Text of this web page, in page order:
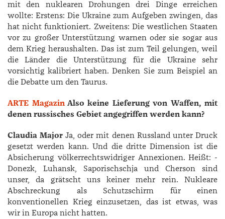
mit den nuklearen Drohungen drei Dinge erreichen
wollte: Erstens: Die Ukraine zum Aufgeben zwingen, das
hat nicht funktioniert. Zweitens: Die westlichen Staaten
vor zu großer Unterstützung warnen oder sie sogar aus
dem Krieg heraushalten. Das ist zum Teil gelungen, weil
die Länder die Unterstützung für die Ukraine sehr
vorsichtig kalibriert haben. Denken Sie zum Beispiel an
die Debatte um den Taurus.
ARTE MagazinAlso keine Lieferung von Waffen, mit
denen russisches Gebiet angegriffen werden kann?
Claudia MajorJa, oder mit denen Russland unter Druck
gesetzt werden kann. Und die dritte Dimension ist die
Absicherung völkerrechtswidriger Annexionen. Heißt: ­
Donezk, ­Luhansk, ­Saporischschja und ­Cherson sind
unser, da grätscht uns keiner mehr rein. Nukleare
Abschreckung als Schutzschirm für einen
konventionellen Krieg einzusetzen, das ist etwas, was
wir in Europa nicht hatten.